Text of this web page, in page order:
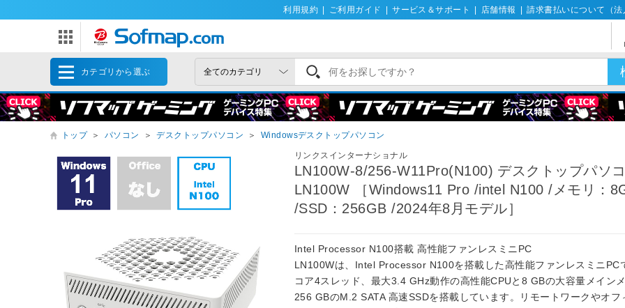
利用規約 ご利用ガイド サービス＆サポート 店舗情報 請求書払いについて（法
カテゴリから選ぶ
トップ ＞ パソコン ＞ デスクトップパソコン ＞ Windowsデスクトップパソコン
リンクスインターナショナル
LN100W-8/256-W11Pro(N100) デスクトップパソ
LN100W ［Windows11 Pro /intel N100 /メモリ：
/SSD：256GB /2024年8月モデル］
Intel Processor N100搭載 高性能ファンレスミニPC
LN100Wは、Intel Processor N100を搭載した高性能ファンレスミニPC
コア4スレッド、最大3.4 GHz動作の高性能CPUと8 GBの大容量メインメ
256 GBのM.2 SATA 高速SSDを搭載しています。リモートワークやオフ